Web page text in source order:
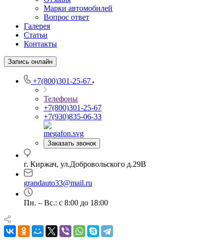
Марки автомобилей
Вопрос ответ
Галерея
Статьи
Контакты
Запись онлайн
+7(800)301-25-67
Телефоны
+7(800)301-25-67
+7(930)835-06-33
Заказать звонок
г. Киржач, ул.Добровольского д.29В
grandauto33@mail.ru
Пн. – Вс.: с 8:00 до 18:00